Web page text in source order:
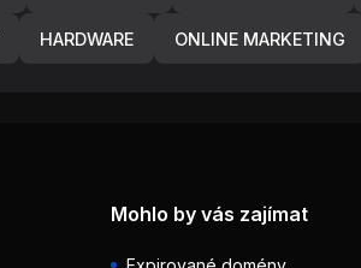
HARDWARE ONLINE MARKETING
Mohlo by vás zajímat